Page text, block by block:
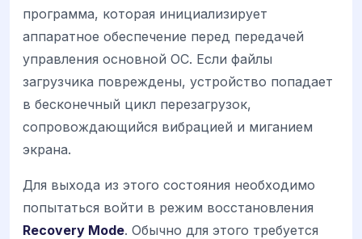
программа, которая инициализирует
аппаратное обеспечение перед передачей
управления основной ОС. Если файлы
загрузчика повреждены, устройство попадает
в бесконечный цикл перезагрузок,
сопровождающийся вибрацией и миганием
экрана.
Для выхода из этого состояния необходимо
попытаться войти в режим восстановления
Recovery Mode. Обычно для этого требуется